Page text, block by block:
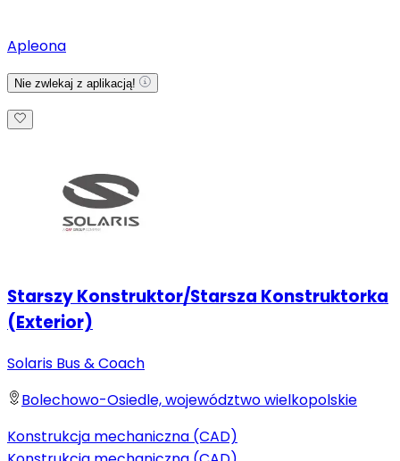
Apleona
Nie zwlekaj z aplikacją!
Starszy Konstruktor/Starsza Konstruktorka
(Exterior)
Solaris Bus & Coach
Bolechowo-Osiedle, województwo wielkopolskie
Konstrukcja mechaniczna (CAD)